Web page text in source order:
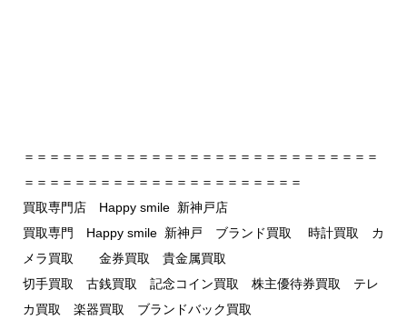
＝＝＝＝＝＝＝＝＝＝＝＝＝＝＝＝＝＝＝＝＝＝＝＝＝＝＝＝
＝＝＝＝＝＝＝＝＝＝＝＝＝＝＝＝＝＝＝＝＝＝
買取専門店 Happy smile 新神戸店
買取専門 Happy smile 新神戸 ブランド買取 時計買取 カ
メラ買取 金券買取 貴金属買取
切手買取 古銭買取 記念コイン買取 株主優待券買取 テレ
カ買取 楽器買取 ブランドバック買取